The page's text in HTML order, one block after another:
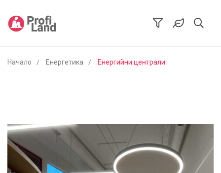
Начало Енергетика Енергийни централи